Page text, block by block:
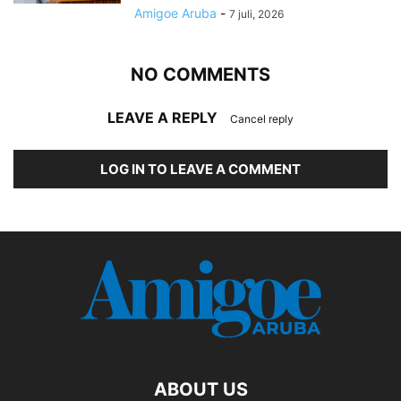
Amigoe Aruba - 7 juli, 2026
NO COMMENTS
LEAVE A REPLY Cancel reply
LOG IN TO LEAVE A COMMENT
ABOUT US